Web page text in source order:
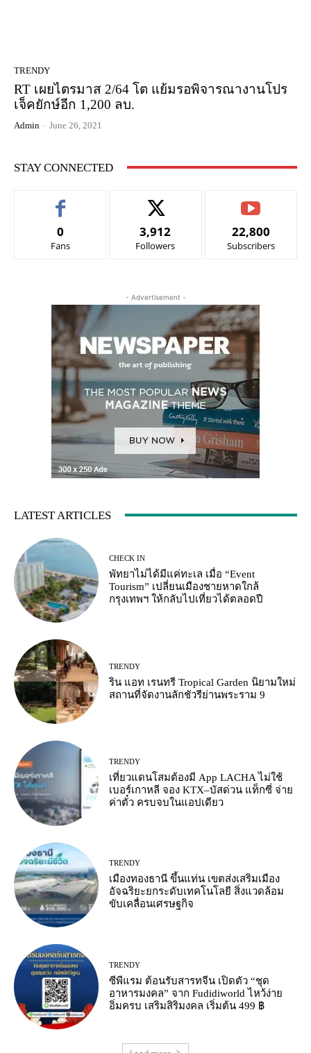
TRENDY
RT เผยไตรมาส 2/64 โต แย้มรอพิจารณางานโปร
เจ็คยักษ์อีก 1,200 ลบ.
Admin - June 26, 2021
STAY CONNECTED
0
Fans
3,912
Followers
22,800
Subscribers
- Advertisement -
LATEST ARTICLES
CHECK IN
พัทยาไม่ได้มีแค่ทะเล เมื่อ “Event
Tourism” เปลี่ยนเมืองชายหาดใกล้
กรุงเทพฯ ให้กลับไปเที่ยวได้ตลอดปี
TRENDY
ริน แอท เรนทรี Tropical Garden นิยามใหม่
สถานที่จัดงานลักชัวรีย่านพระราม 9
TRENDY
เที่ยวแดนโสมต้องมี App LACHA ไม่ใช้
เบอร์เกาหลี จอง KTX–บัสด่วน แท็กซี่ จ่าย
ค่าตั๋ว ครบจบในแอปเดียว
TRENDY
เมืองทองธานี ขึ้นแท่น เขตส่งเสริมเมือง
อัจฉริยะยกระดับเทคโนโลยี สิ่งแวดล้อม
ขับเคลื่อนเศรษฐกิจ
TRENDY
ซีพีแรม ต้อนรับสารทจีน เปิดตัว “ชุด
อาหารมงคล” จาก Fudidiworld ไหว้ง่าย
อิ่มครบ เสริมสิริมงคล เริ่มต้น 499 ฿